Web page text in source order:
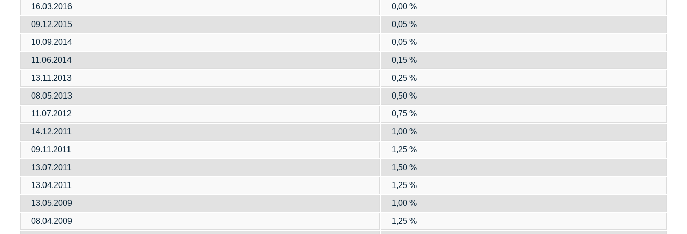
16.03.2016 0,00 %
09.12.2015 0,05 %
10.09.2014 0,05 %
11.06.2014 0,15 %
13.11.2013 0,25 %
08.05.2013 0,50 %
11.07.2012 0,75 %
14.12.2011 1,00 %
09.11.2011 1,25 %
13.07.2011 1,50 %
13.04.2011 1,25 %
13.05.2009 1,00 %
08.04.2009 1,25 %